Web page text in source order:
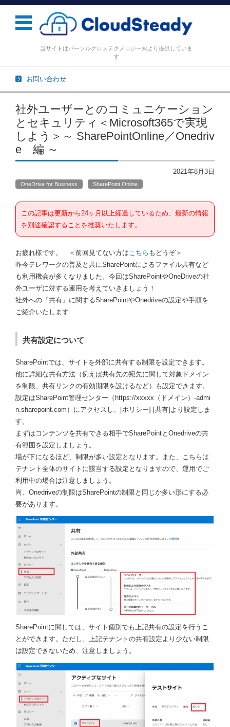
当サイトはパーソルクロステクノロジー㈱より提供していま
す
お問い合わせ
コンテンツに移動
社外ユーザーとのコミュニケーション
とセキュリティ＜Microsoft365で実現
しよう＞～ SharePointOnline／Onedriv
e 編 ～
2021年8月3日
OneDrive for Business SharePoint Online
この記事は更新から24ヶ月以上経過しているため、最新の情報
を別途確認することを推奨いたします。
お疲れ様です。 ＜前回見てない方は こちら もどうぞ＞
昨今テレワークの普及と共にSharePointによるファイル共有など
も利用機会が多くなりました。今回はSharePointやOneDriveの社
外ユーザに対する運用を考えていきましょう！
社外への『共有』に関するSharePointやOnedriveの設定や手順を
ご紹介いたします
共有設定について
SharePointでは、サイトを外部に共有する制限を設定できます。
他に詳細な共有方法（例えば共有先の宛先に関して対象ドメイン
を制限、共有リンクの有効期限を設けるなど）も設定できます。
設定はSharePoint管理センター（https://xxxxx（ドメイン）-admi
n.sharepoint.com）にアクセスし、[ポリシー]-[共有]より設定しま
す。
まずはコンテンツを共有できる相手でSharePointとOnedriveの共
有範囲を設定しましょう。
場が下になるほど、制限が多い設定となります。また、こちらは
テナント全体のサイトに該当する設定となりますので、運用でご
利用中の場合は注意しましょう。
尚、Onedriveの制限はSharePointの制限と同じか多い形にする必
要があります。
SharePointに関しては、サイト個別でも上記共有の設定を行うこ
とができます。ただし、上記テナントの共有設定より少ない制限
は設定できないため、注意しましょう。